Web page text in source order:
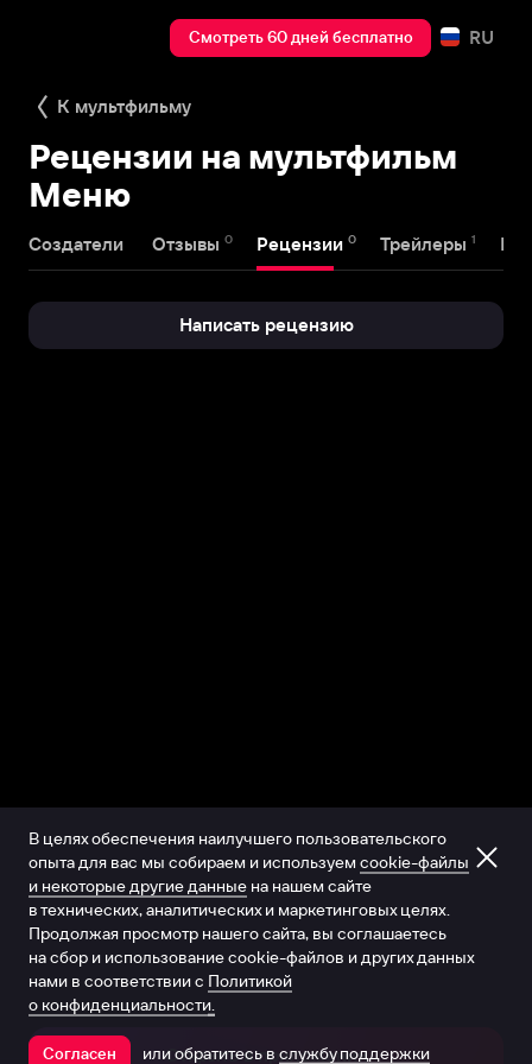
Смотреть 60 дней бесплатно RU
К мультфильму
Рецензии на мультфильм
Меню
Создатели Отзывы 0 Рецензии 0 Трейлеры 1
Написать рецензию
Открыть в приложении
В целях обеспечения наилучшего пользовательского
опыта для вас мы собираем и используем cookie-файлы
и некоторые другие данные на нашем сайте
в технических, аналитических и маркетинговых целях.
Продолжая просмотр нашего сайта, вы соглашаетесь
на сбор и использование cookie-файлов и других данных
нами в соответствии с Политикой
о конфиденциальности.
Согласен или обратитесь в службу поддержки